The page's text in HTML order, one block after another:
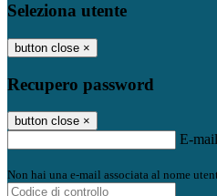
Seleziona utente
button close ×
Recupero password
button close ×
E-mail
Non hai una e-mail associata al nome